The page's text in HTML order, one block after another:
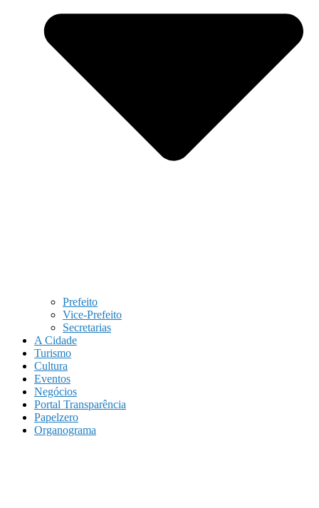
Prefeito
Vice-Prefeito
Secretarias
A Cidade
Turismo
Cultura
Eventos
Negócios
Portal Transparência
Papelzero
Organograma